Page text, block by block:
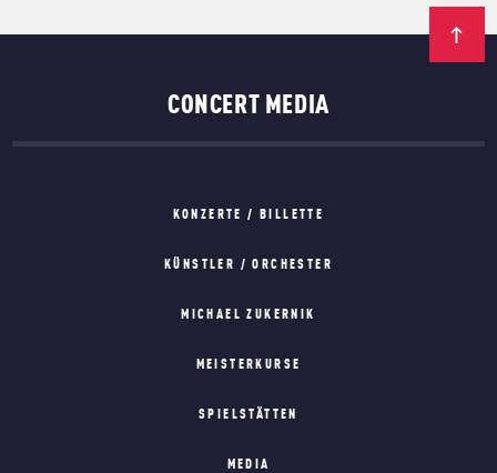
CONCERT MEDIA
KONZERTE / BILLETTE
KÜNSTLER / ORCHESTER
MICHAEL ZUKERNIK
MEISTERKURSE
SPIELSTÄTTEN
MEDIA